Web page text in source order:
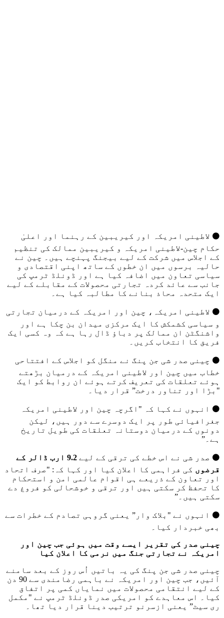
⚫️ لاطینی امریکہ اور کیریبین کے رہنما اور اعلیٰ
حکام چین-لاطینی امریکہ و کیریبین ممالک کی تنظیم
کے اجلاس میں شرکت کے لیے بیجنگ پہنچے ہیں۔ چین نے
حالیہ برسوں میں ان خطوں کے ساتھ اپنی اقتصادی و
سیاسی تعاون میں اضافہ کیا ہے اور ڈونلڈ ٹرمپ کی
جانب سے عائد کردہ تجارتی محصولات کے مقابلے کے لیے
ایک متحدہ محاذ بنانے کا مطالبہ کیا ہے۔
⚫️ لاطینی امریکہ، چین اور امریکہ کے درمیان تجارتی
و سیاسی کشمکش کا ایک مرکزی میدان بن چکا ہے اور
واشنگٹن ان ممالک پر دباؤ ڈال رہا ہے کہ وہ کسی ایک
فریق کا انتخاب کریں۔
⚫️ چینی صدر شی جن پنگ نے منگل کو اجلاس کے افتتاحی
خطاب میں چین اور لاطینی امریکہ کے درمیان بڑھتے
ہوئے تعلقات کی تعریف کرتے ہوئے ان روابط کو ایک
"بڑا اور تناور درخت” قرار دیا۔
⚫️ انہوں نے کہا کہ "اگرچہ چین اور لاطینی امریکہ
جغرافیائی طور پر ایک دوسرے سے دور ہیں، لیکن
دونوں کے درمیان دوستانہ تعلقات کی طویل تاریخ
ہے۔”
⚫️ صدر شی نے اس خطے کی ترقی کے لیے
9.2 ارب ڈالر کے
قرضوں کی فراہمی کا اعلان کیا اور کہا کہ: "صرف اتحاد
اور تعاون کے ذریعے ہی اقوام عالمی امن و استحکام
کا تحفظ کر سکتی ہیں اور ترقی و خوشحالی کو فروغ دے
سکتی ہیں۔”
⚫️ انہوں نے "بلاک وار” یعنی گروہی تصادم کے خطرات سے
بھی خبردار کیا۔
چینی صدر کی تقریر ایسے وقت میں ہوئی جب چین اور
امریکہ نے تجارتی جنگ میں نرمی کا اعلان کیا
چینی صدر شی جن پنگ کی یہ باتیں اُس روز کے بعد سامنے
آئیں، جب چین اور امریکہ نے باہمی رضامندی سے 90 دن
کے لیے انتقامی محصولات میں نمایاں کمی پر اتفاق
کیا۔ اس معاہدے کو امریکی صدر ڈونلڈ ٹرمپ نے "مکمل
ری سیٹ” یعنی ازسرنو ترتیب دینا قرار دیا تھا۔